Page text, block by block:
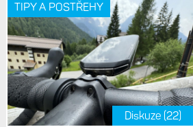
TIPY A POSTŘEHY
Diskuze (22)